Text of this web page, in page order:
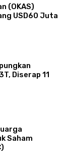
(OKAS)
USD60 Juta
Diserap 11
Saham